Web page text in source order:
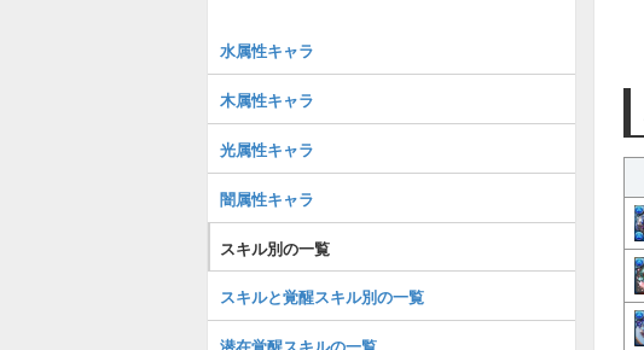
水属性キャラ
木属性キャラ
光属性キャラ
闇属性キャラ
スキル別の一覧
スキルと覚醒スキル別の一覧